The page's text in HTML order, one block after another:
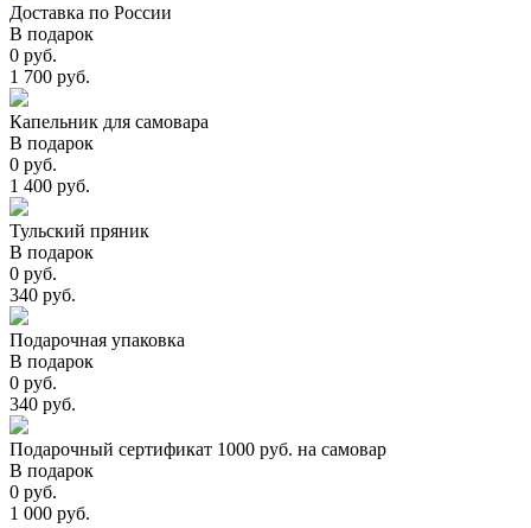
Доставка по России
В подарок
0 руб.
1 700 руб.
Капельник для самовара
В подарок
0 руб.
1 400 руб.
Тульский пряник
В подарок
0 руб.
340 руб.
Подарочная упаковка
В подарок
0 руб.
340 руб.
Подарочный сертификат 1000 руб. на самовар
В подарок
0 руб.
1 000 руб.